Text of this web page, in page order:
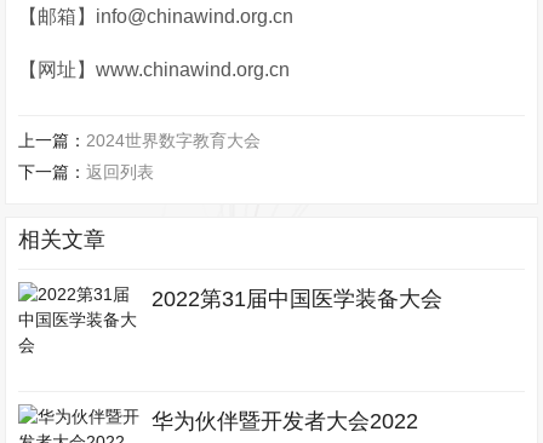
【邮箱】info@chinawind.org.cn
【网址】www.chinawind.org.cn
上一篇： 2024世界数字教育大会
下一篇：返回列表
相关文章
2022第31届中国医学装备大会
华为伙伴暨开发者大会2022